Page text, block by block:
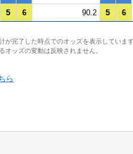
5 6 90.2 5 6
が完了した時点でのオッズを表示していま
オッズの変動は反映されません。
ら